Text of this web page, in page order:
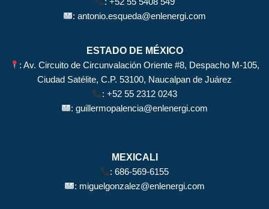
:antonio.esqueda@enlenergi.com
ESTADO DE MÉXICO
: Av. Circuito de Circunvalación Oriente #8, Despacho M-105,
Ciudad Satélite, C.P. 53100, Naucalpan de Juárez
: +52 55 2312 0243
:guillermopalencia@enlenergi.com
MEXICALI
:686-569-6155
: miguelgonzalez@enlenergi.com